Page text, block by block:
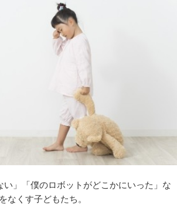
い」「僕のロボットがどこかにいった」な
なくす子どもたち。